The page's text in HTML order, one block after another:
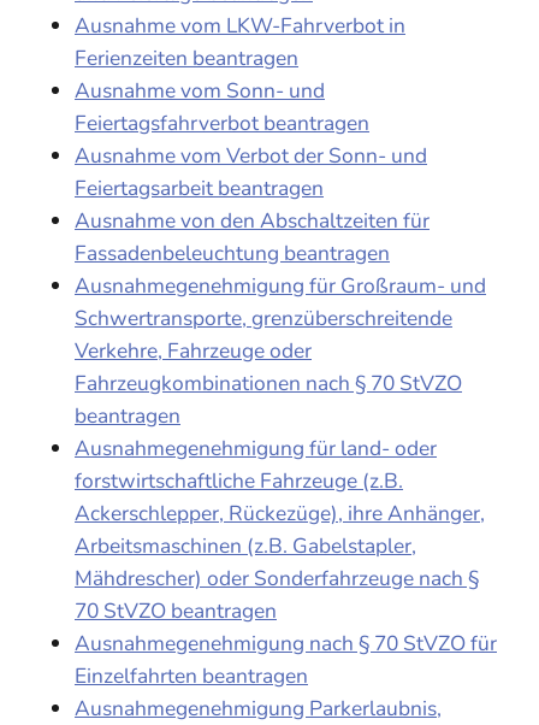
Ausnahme vom LKW-Fahrverbot in
Ferienzeiten beantragen
Ausnahme vom Sonn- und
Feiertagsfahrverbot beantragen
Ausnahme vom Verbot der Sonn- und
Feiertagsarbeit beantragen
Ausnahme von den Abschaltzeiten für
Fassadenbeleuchtung beantragen
Ausnahmegenehmigung für Großraum- und
Schwertransporte, grenzüberschreitende
Verkehre, Fahrzeuge oder
Fahrzeugkombinationen nach § 70 StVZO
beantragen
Ausnahmegenehmigung für land- oder
forstwirtschaftliche Fahrzeuge (z.B.
Ackerschlepper, Rückezüge), ihre Anhänger,
Arbeitsmaschinen (z.B. Gabelstapler,
Mähdrescher) oder Sonderfahrzeuge nach §
70 StVZO beantragen
Ausnahmegenehmigung nach § 70 StVZO für
Einzelfahrten beantragen
Ausnahmegenehmigung Parkerlaubnis,